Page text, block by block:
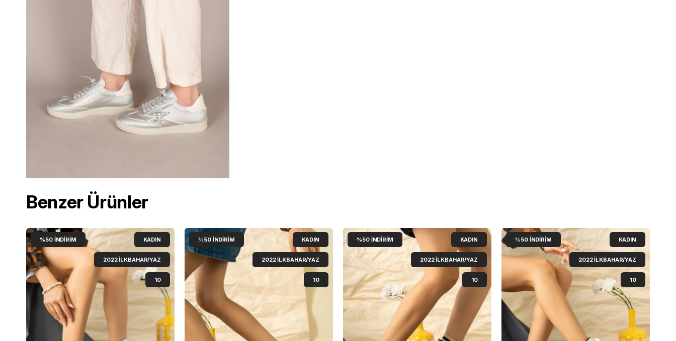
Benzer Ürünler
%50 İNDIRIM KADIN
2022 İLKBAHAR/YAZ
10
%50 İNDIRIM KADIN
2022 İLKBAHAR/YAZ
10
%50 İNDIRIM KADIN
2022 İLKBAHAR/YAZ
10
%50 İNDIRIM KADIN
2022 İLKBAHAR/YAZ
10